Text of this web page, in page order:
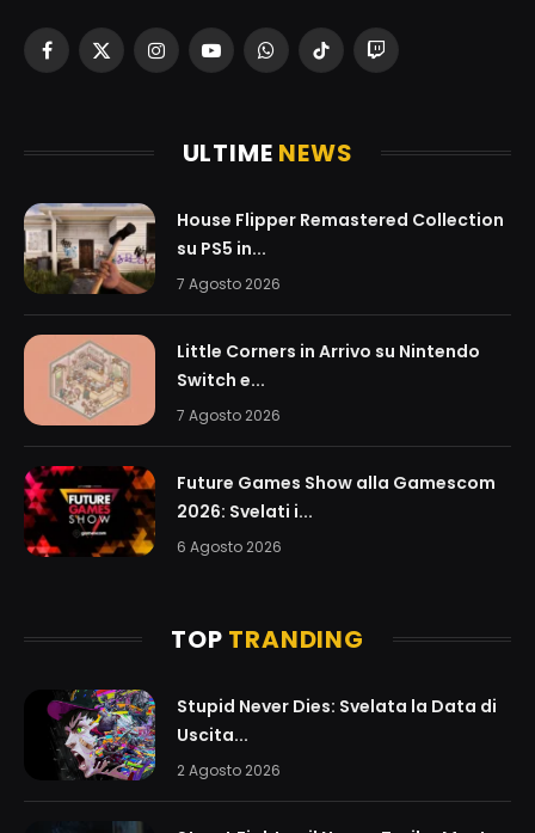
Facebook
X
InstagramYouTubeWhatsAppTikTokTwitch
ULTIME NEWS
House Flipper Remastered Collection
su PS5 in...
7 Agosto 2026
Little Corners in Arrivo su Nintendo
Switch e...
7 Agosto 2026
Future Games Show alla Gamescom
2026: Svelati i...
6 Agosto 2026
TOP TRANDING
Stupid Never Dies: Svelata la Data di
Uscita...
2 Agosto 2026